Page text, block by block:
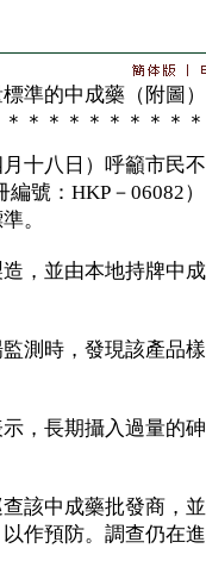
準的中成藥（附圖）
＊＊＊＊＊＊＊＊＊
八日）呼籲市民不
編號：HKP－06082
。
並由本地持牌中成
時，發現該產品樣
長期攝入過量的砷
中成藥批發商，並
作預防。調查仍在